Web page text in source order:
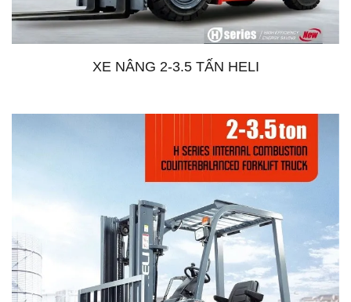
XE NÂNG 2-3.5 TẤN HELI